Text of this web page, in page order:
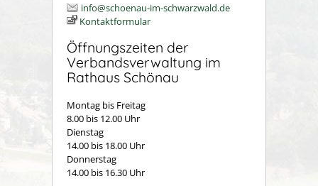
info@schoenau-im-schwarzwald.de
Kontaktformular
Öffnungszeiten der
Verbandsverwaltung im
Rathaus Schönau
Montag bis Freitag
8.00 bis 12.00 Uhr
Dienstag
14.00 bis 18.00 Uhr
Donnerstag
14.00 bis 16.30 Uhr